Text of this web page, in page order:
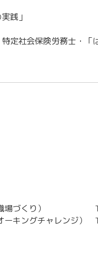
践」
定社会保険労務士・「
い職場づくり）
キングチャレンジ）